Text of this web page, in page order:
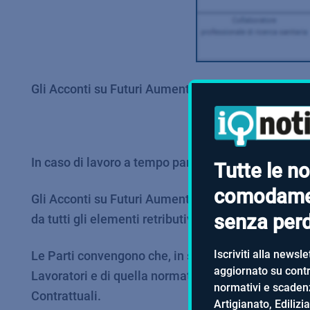
Gli Acconti su Futuri Aumenti Contrattuali
In caso di lavoro a tempo parziale, gli Acconti su
Gli Acconti su Futuri Aumenti Contrattuali
da tutti gli elementi retributivi corrisposti con
Le Parti convengono che, in sede di rinnovo del
Lavoratori e di quella normativa, con
Contrattuali.
Tutte le
senza
Iscriviti alla
aggiornato su
normativi e
Artigianato,